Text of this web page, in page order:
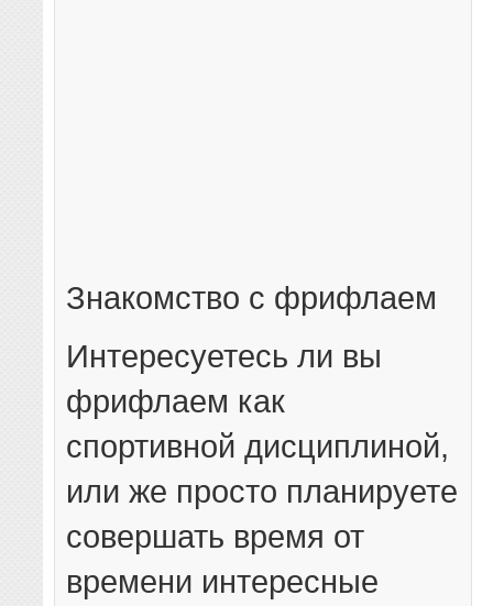
Знакомство с фрифлаем
Интересуетесь ли вы
фрифлаем как
спортивной дисциплиной,
или же просто планируете
совершать время от
времени интересные